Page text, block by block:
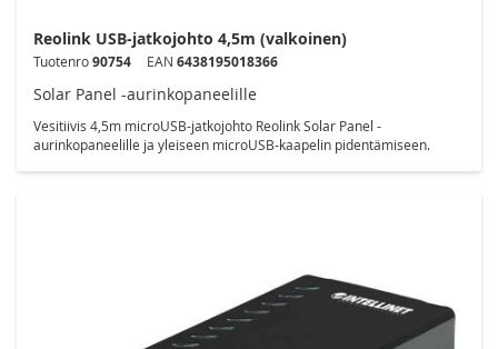
Reolink USB-jatkojohto 4,5m (valkoinen)
Tuotenro90754 EAN 6438195018366
Solar Panel -aurinkopaneelille
Vesitiivis 4,5m microUSB-jatkojohto Reolink Solar Panel -
aurinkopaneelille ja yleiseen microUSB-kaapelin pidentämiseen.